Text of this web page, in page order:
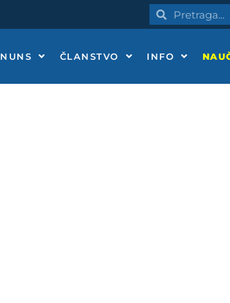
PretragaPretraga
NUNS ČLANSTVO INFO